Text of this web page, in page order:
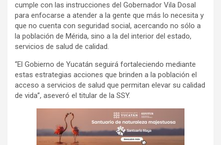
cumple con las instrucciones del Gobernador Vila Dosal
para enfocarse a atender a la gente que más lo necesita y
que no cuenta con seguridad social, acercando no sólo a
la población de Mérida, sino a la del interior del estado,
servicios de salud de calidad.
“El Gobierno de Yucatán seguirá fortaleciendo mediante
estas estrategias acciones que brinden a la población el
acceso a servicios de salud que permitan elevar su calidad
de vida”, aseveró el titular de la SSY.